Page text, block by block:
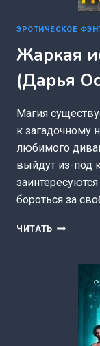
ЭРОТИЧЕСКОЕ
Жаркая
(Дарья
Магия
к загадочному
любимого
выйдут из-под
бороться за
ЧИТАТЬ ЖАРКАЯ
(ДАРЬЯ